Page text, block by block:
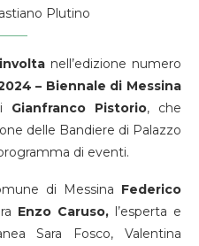
Plutino
nell’edizione numero
– Biennale di Messina
Gianfranco Pistorio, che
delle Bandiere di Palazzo
di eventi.
di Messina Federico
Enzo Caruso, l’esperta e
Sara Fosco, Valentina